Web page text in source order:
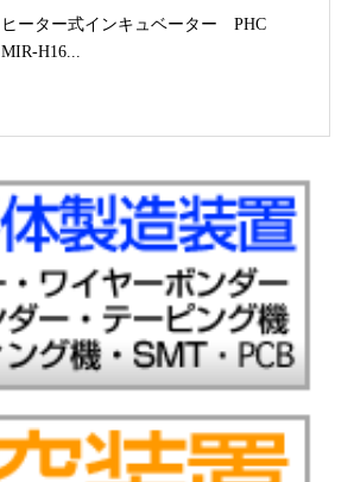
ヒーター式インキュベーター PHC
MIR-H16...